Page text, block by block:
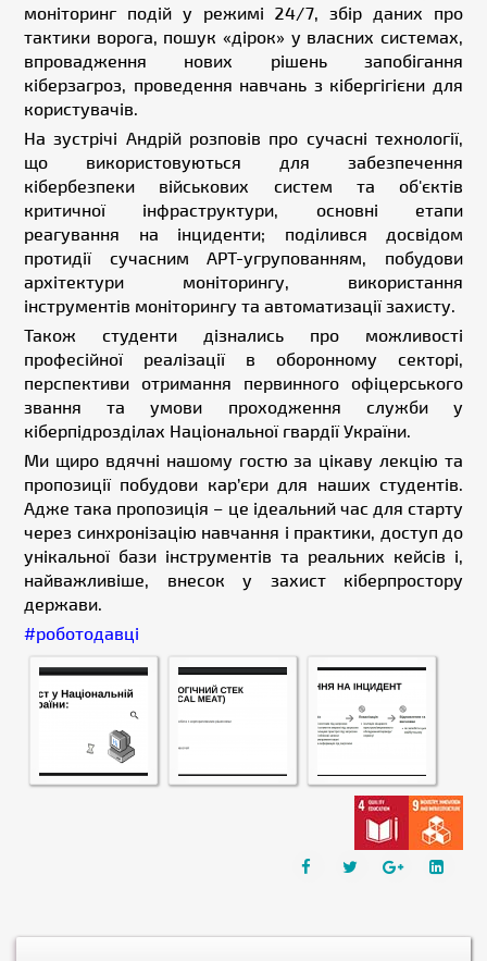
моніторинг подій у режимі 24/7, збір даних про
тактики ворога, пошук «дірок» у власних системах,
впровадження нових рішень запобігання
кіберзагроз, проведення навчань з кібергігієни для
користувачів.
На зустрічі Андрій розповів про сучасні технології,
що використовуються для забезпечення
кібербезпеки військових систем та об'єктів
критичної інфраструктури, основні етапи
реагування на інциденти; поділився досвідом
протидії сучасним APT-угрупованням, побудови
архітектури моніторингу, використання
інструментів моніторингу та автоматизації захисту.
Також студенти дізнались про можливості
професійної реалізації в оборонному секторі,
перспективи отримання первинного офіцерського
звання та умови проходження служби у
кіберпідрозділах Національної гвардії України.
Ми щиро вдячні нашому гостю за цікаву лекцію та
пропозиції побудови кар’єри для наших студентів.
Адже така пропозиція – це ідеальний час для старту
через синхронізацію навчання і практики, доступ до
унікальної бази інструментів та реальних кейсів і,
найважливіше, внесок у захист кіберпростору
держави.
#роботодавці